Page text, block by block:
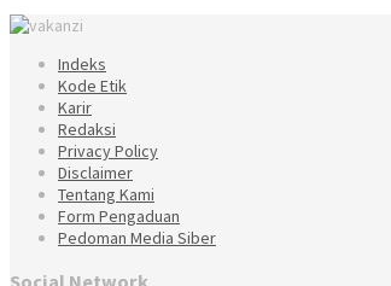
Indeks
Kode Etik
Karir
Redaksi
Privacy Policy
Disclaimer
Tentang Kami
Form Pengaduan
Pedoman Media Siber
Social Network